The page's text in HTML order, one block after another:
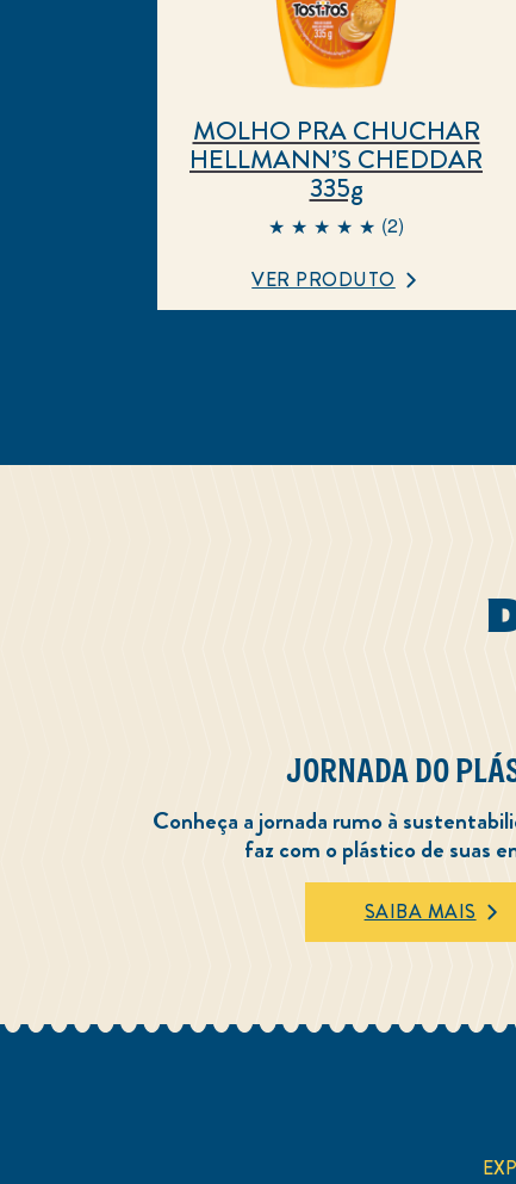
MOLHO PRA CHUCHAR
HELLMANN’S CHEDDAR
335g
A classificação
média deste
MOLHO PRA
classificações.
(2)
VER PRODUTO
JORNADA DO
Conheça a jornada rumo à
faz com o plástico de suas
SAIBA MAIS